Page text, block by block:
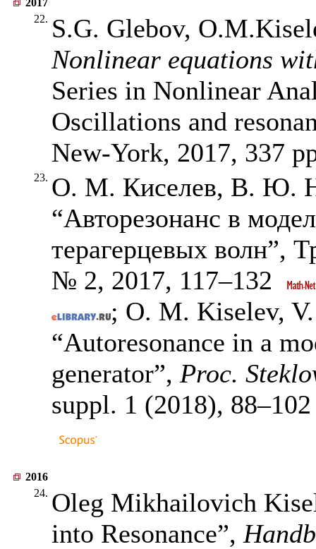
2017
22. S.G. Glebov,
Nonlinear equations
Series in Nonlinear
Oscillations and
New-York, 2017, 337
23. О. М. Киселев, В. Ю.
“Авторезонанс в
терагерцевых
№ 2, 2017, 117–132
; O. M. Kiselev,
“Autoresonance in a
generator”, Proc.
suppl. 1 (2018), 88–102
2016
24. Oleg Mikhailovich
into Resonance”,